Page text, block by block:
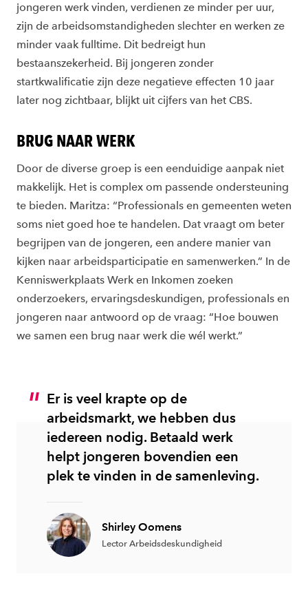
jongeren werk vinden, verdienen ze minder per uur,
zijn de arbeidsomstandigheden slechter en werken ze
minder vaak fulltime. Dit bedreigt hun
bestaanszekerheid. Bij jongeren zonder
startkwalificatie zijn deze negatieve effecten 10 jaar
later nog zichtbaar, blijkt uit cijfers van het CBS.
BRUG NAAR WERK
Door de diverse groep is een eenduidige aanpak niet
makkelijk. Het is complex om passende ondersteuning
te bieden. Maritza: “Professionals en gemeenten weten
soms niet goed hoe te handelen. Dat vraagt om beter
begrijpen van de jongeren, een andere manier van
kijken naar arbeidsparticipatie en samenwerken.” In de
Kenniswerkplaats Werk en Inkomen zoeken
onderzoekers, ervaringsdeskundigen, professionals en
jongeren naar antwoord op de vraag: “Hoe bouwen
we samen een brug naar werk die wél werkt.”
Er is veel krapte op de
arbeidsmarkt, we hebben dus
iedereen nodig. Betaald werk
helpt jongeren bovendien een
plek te vinden in de samenleving.
Shirley Oomens
Lector Arbeidsdeskundigheid